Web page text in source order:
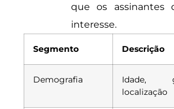
que os assinantes
interesse.
Segmento Descrição
Demografia
Idade,
localização